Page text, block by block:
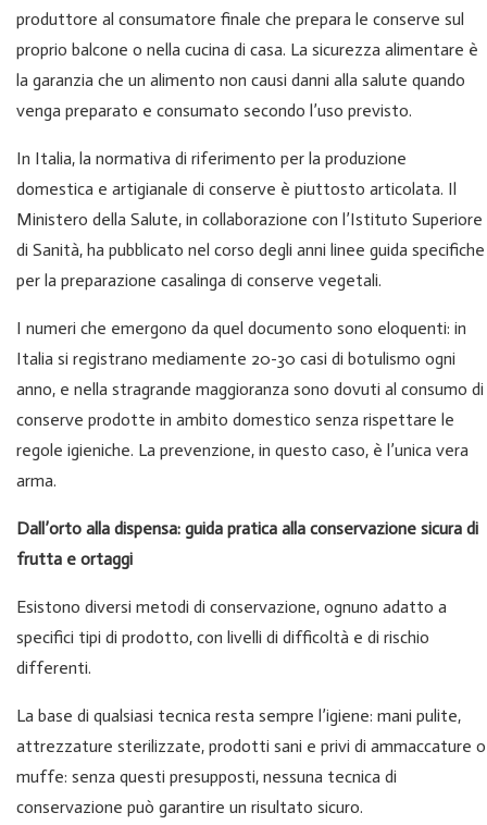
produttore al consumatore finale che prepara le conserve sul
proprio balcone o nella cucina di casa. La sicurezza alimentare è
la garanzia che un alimento non causi danni alla salute quando
venga preparato e consumato secondo l’uso previsto.
In Italia, la normativa di riferimento per la produzione
domestica e artigianale di conserve è piuttosto articolata. Il
Ministero della Salute, in collaborazione con l’Istituto Superiore
di Sanità, ha pubblicato nel corso degli anni linee guida specifiche
per la preparazione casalinga di conserve vegetali.
I numeri che emergono da quel documento sono eloquenti: in
Italia si registrano mediamente 20-30 casi di botulismo ogni
anno, e nella stragrande maggioranza sono dovuti al consumo di
conserve prodotte in ambito domestico senza rispettare le
regole igieniche. La prevenzione, in questo caso, è l’unica vera
arma.
Dall’orto alla dispensa: guida pratica alla conservazione sicura di
frutta e ortaggi
Esistono diversi metodi di conservazione, ognuno adatto a
specifici tipi di prodotto, con livelli di difficoltà e di rischio
differenti.
La base di qualsiasi tecnica resta sempre l’igiene: mani pulite,
attrezzature sterilizzate, prodotti sani e privi di ammaccature o
muffe: senza questi presupposti, nessuna tecnica di
conservazione può garantire un risultato sicuro.